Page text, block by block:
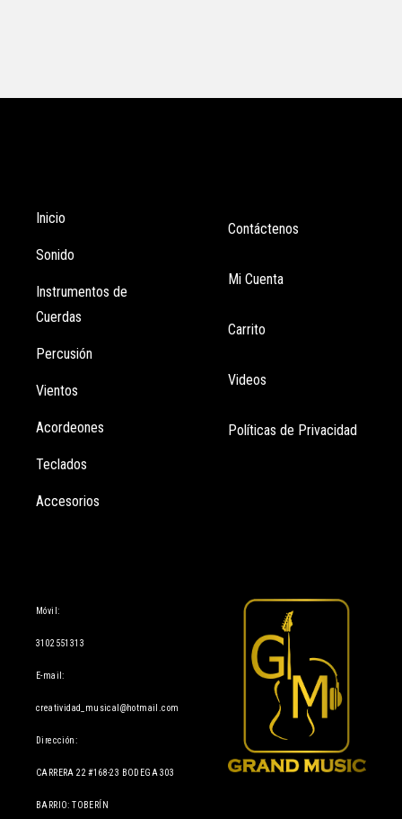
Inicio
Sonido
Instrumentos de
Cuerdas
Percusión
Vientos
Acordeones
Teclados
Accesorios
Contáctenos
Mi Cuenta
Carrito
Videos
Políticas de Privacidad
Móvil:
3102551313
E-mail:
creatividad_musical@hotmail.com
Dirección:
CARRERA 22 #168-23 BODEGA 303
BARRIO: TOBERÍN